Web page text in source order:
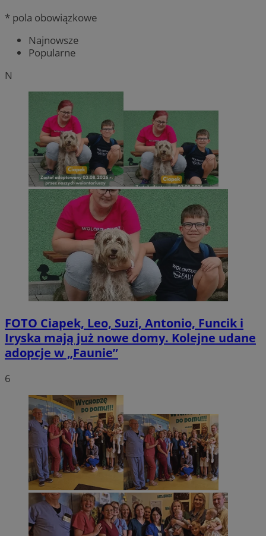
* pola obowiązkowe
Najnowsze
Popularne
N
FOTO Ciapek, Leo, Suzi, Antonio, Funcik i
Iryska mają już nowe domy. Kolejne udane
adopcje w „Faunie”
6